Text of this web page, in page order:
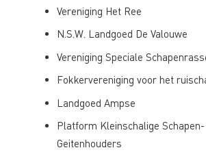
Vereniging Het Ree
N.S.W. Landgoed De Valouwe
Vereniging Speciale
Fokkervereniging voor het
Landgoed Ampse
Platform Kleinschalige Schapen-
Geitenhouders